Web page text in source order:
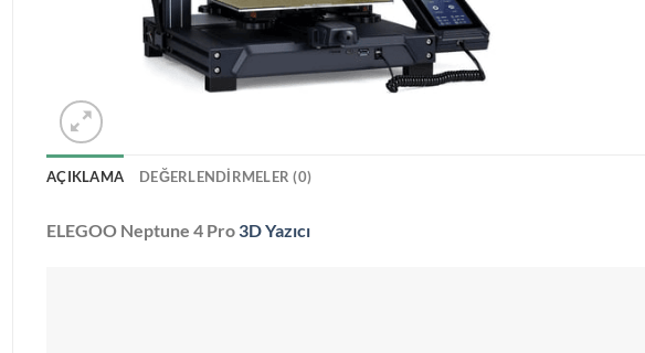
AÇIKLAMA DEĞERLENDIRMELER (0)
ELEGOO Neptune 4 Pro 3D Yazıcı